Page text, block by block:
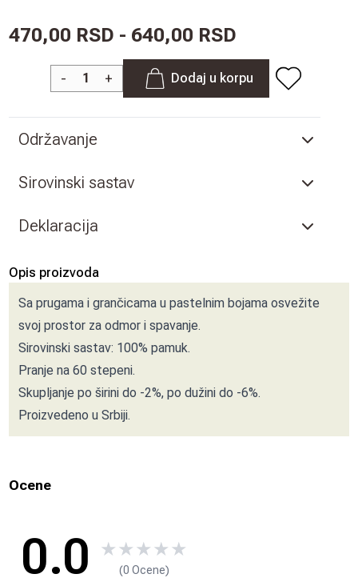
470,00 RSD - 640,00 RSD
- + Dodaj u korpu
Održavanje
Sirovinski sastav
Deklaracija
Opis proizvoda
Sa prugama i grančicama u pastelnim bojama osvežite
svoj prostor za odmor i spavanje.
Sirovinski sastav: 100% pamuk.
Pranje na 60 stepeni.
Skupljanje po širini do -2%, po dužini do -6%.
Proizvedeno u Srbiji.
Ocene
0.0 ★★★★★
(0 Ocene)